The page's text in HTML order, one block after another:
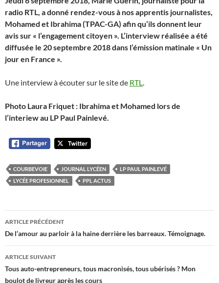
radio RTL, a donné rendez-vous à nos apprentis journalistes,
Mohamed et Ibrahima (TPAC-GA) afin qu’ils donnent leur
avis sur « l’engagement citoyen ». L’interview réalisée a été
diffusée le 20 septembre 2018 dans l’émission matinale « Un
jour en France ».
Une interview à écouter sur le site de RTL.
Photo Laura Friquet : Ibrahima et Mohamed lors de
l’interiew au LP Paul Painlevé.
COURBEVOIE JOURNAL LYCÉEN
LP PAUL PAINLEVÉ
LYCÉE PROFESIONNEL
PPL ACTUS
Navigation
des
articles
ARTICLE PRÉCÉDENT
De l’amour au parloir à la haine derrière les barreaux. Témoignage.
ARTICLE SUIVANT
Tous auto-entrepreneurs, tous macronisés, tous ubérisés ? Mon
boulot de livreur après les cours